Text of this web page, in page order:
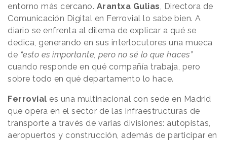
entorno más cercano. Arantxa Gulias, Directora de
Comunicación Digital en Ferrovial lo sabe bien. A
diario se enfrenta al dilema de explicar a qué se
dedica, generando en sus interlocutores una mueca
de “esto es importante, pero no sé lo que haces”
cuando responde en qué compañía trabaja, pero
sobre todo en qué departamento lo hace.
Ferrovial es una multinacional con sede en Madrid
que opera en el sector de las infraestructuras de
transporte a través de varias divisiones: autopistas,
aeropuertos y construcción, además de participar en